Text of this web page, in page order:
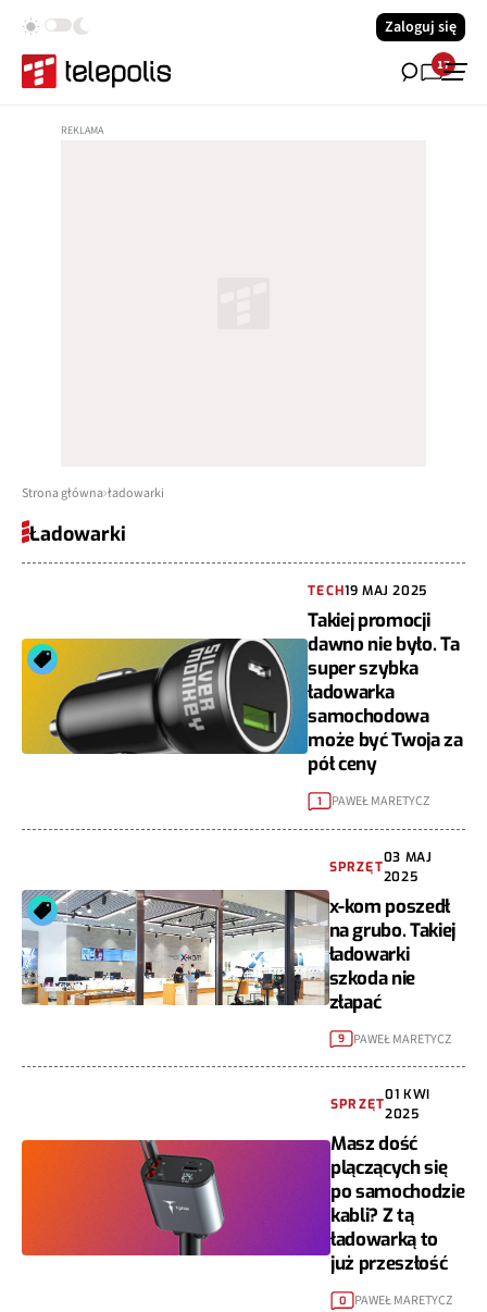
Zaloguj się
17
Strona główna ładowarki
Ładowarki
TECH19 MAJ 2025
Takiej promocji
dawno nie było. Ta
super szybka
ładowarka
samochodowa
może być Twoja za
pół ceny
1 PAWEŁ MARETYCZ
SPRZĘT
03 MAJ
2025
x-kom poszedł
na grubo. Takiej
ładowarki
szkoda nie
złapać
9 PAWEŁ MARETYCZ
SPRZĘT
01 KWI
2025
Masz dość
plączących się
po samochodzie
kabli? Z tą
ładowarką to
już przeszłość
0 PAWEŁ MARETYCZ